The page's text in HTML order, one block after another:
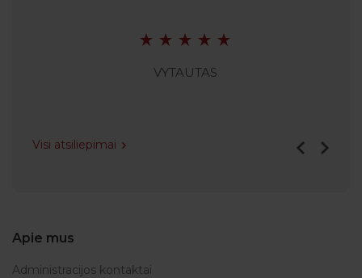
VYTAUTAS
Visi atsiliepimai
Apie mus
Administracijos kontaktai